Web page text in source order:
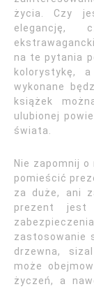
życia. Czy
elegancję,
na te pytania
kolorystykę,
wykonane
książek
ulubionej
świata.
Nie zapomnij o
pomieścić
za duże, ani
prezent jest
zastosowanie
drzewna,
może
życzeń, a